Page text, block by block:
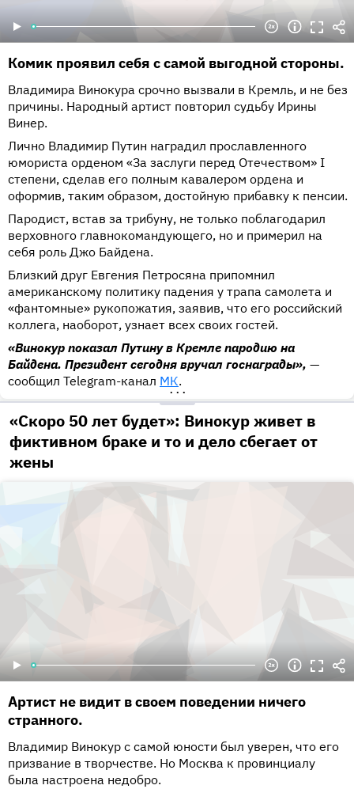
Комик проявил себя с самой выгодной стороны.
Владимира Винокура срочно вызвали в Кремль, и не без
причины. Народный артист повторил судьбу Ирины
Винер.
Лично Владимир Путин наградил прославленного
юмориста орденом «За заслуги перед Отечеством» I
степени, сделав его полным кавалером ордена и
оформив, таким образом, достойную прибавку к пенсии.
Пародист, встав за трибуну, не только поблагодарил
верховного главнокомандующего, но и примерил на
себя роль Джо Байдена.
Близкий друг Евгения Петросяна припомнил
американскому политику падения у трапа самолета и
«фантомные» рукопожатия, заявив, что его российский
коллега, наоборот, узнает всех своих гостей.
«Винокур показал Путину в Кремле пародию на
Байдена. Президент сегодня вручал госнаграды», —
сообщил Telegram-канал МК.
•••
«Скоро 50 лет будет»: Винокур живет в
фиктивном браке и то и дело сбегает от
жены
Артист не видит в своем поведении ничего
странного.
Владимир Винокур с самой юности был уверен, что его
призвание в творчестве. Но Москва к провинциалу
была настроена недобро.